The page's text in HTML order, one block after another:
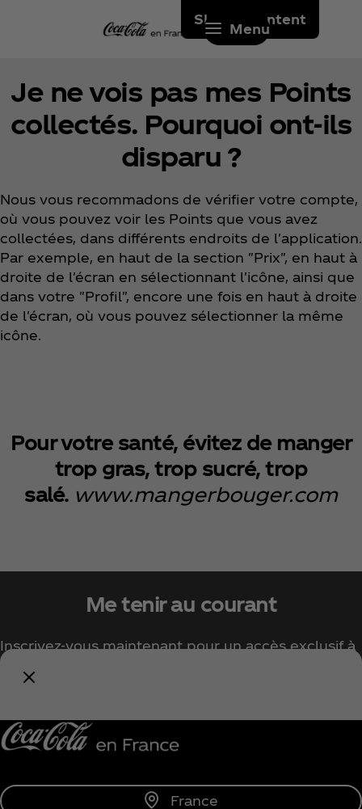
Skip to content
Menu
Je ne vois pas mes Points
collectés. Pourquoi ont-ils
disparu ?
Nous vous recommadons de vérifier votre compte,
où vous pouvez voir les Points que vous avez
collectées, dans différents endroits de l'application.
Par exemple, en haut de la section "Prix", en haut à
droite de l'écran en sélectionnant l'icône, ainsi que
dans votre "Profil", encore une fois en haut à droite
de l'écran, où vous pouvez sélectionner la même
icône.
Pour votre santé, évitez de manger
trop gras, trop sucré, trop
salé. www.mangerbouger.com
Me tenir au courant
Inscrivez-vous maintenant pour un accès exclusif à
tout l'univers Coca‑Cola !
France